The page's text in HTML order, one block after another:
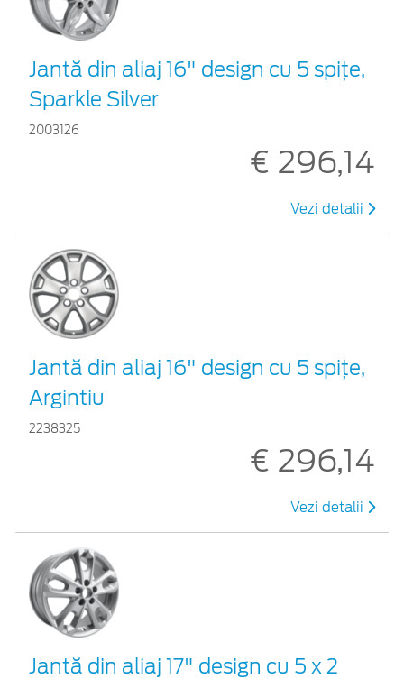
Jantă din aliaj 16" design cu 5 spiţe,
Sparkle Silver
2003126
€ 296,14
Vezi detalii
Jantă din aliaj 16" design cu 5 spiţe,
Argintiu
2238325
€ 296,14
Vezi detalii
Jantă din aliaj 17" design cu 5 x 2